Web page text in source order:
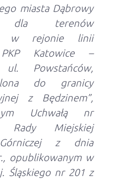
miasta Dąbrowy
dla terenów
w rejonie linii
Katowice –
ul. Powstańców,
do granicy
z Będzinem”,
Uchwałą nr
Rady Miejskiej
z dnia
opublikowanym w
Śląskiego nr 201 z